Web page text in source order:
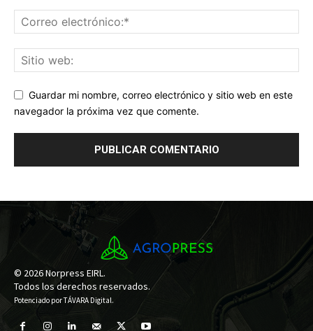
Guardar mi nombre, correo electrónico y sitio web en este
navegador la próxima vez que comente.
© 2026 Norpress EIRL.
Todos los derechos reservados.
Potenciado porTÁVARA Digital.